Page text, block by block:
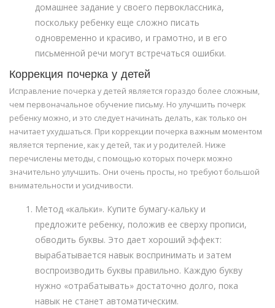
домашнее задание у своего первоклассника,
поскольку ребенку еще сложно писать
одновременно и красиво, и грамотно, и в его
письменной речи могут встречаться ошибки.
Коррекция почерка у детей
Исправление почерка у детей является гораздо более сложным,
чем первоначальное обучение письму. Но улучшить почерк
ребенку можно, и это следует начинать делать, как только он
начитает ухудшаться. При коррекции почерка важным моментом
является терпение, как у детей, так и у родителей. Ниже
перечислены методы, с помощью которых почерк можно
значительно улучшить. Они очень просты, но требуют большой
внимательности и усидчивости.
Метод «кальки». Купите бумагу-кальку и
предложите ребенку, положив ее сверху прописи,
обводить буквы. Это дает хороший эффект:
вырабатывается навык воспринимать и затем
воспроизводить буквы правильно. Каждую букву
нужно «отрабатывать» достаточно долго, пока
навык не станет автоматическим.